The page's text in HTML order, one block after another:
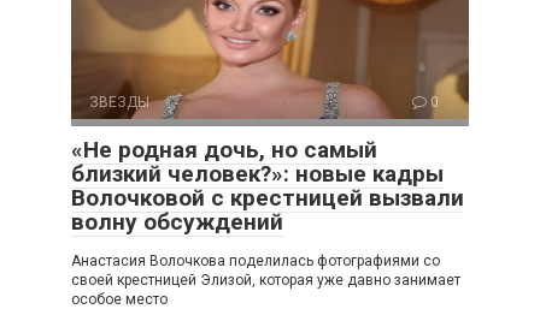
ЗВЕЗДЫ 0
«Не родная дочь, но самый
близкий человек?»: новые кадры
Волочковой с крестницей вызвали
волну обсуждений
Анастасия Волочкова поделилась фотографиями со
своей крестницей Элизой, которая уже давно занимает
особое место